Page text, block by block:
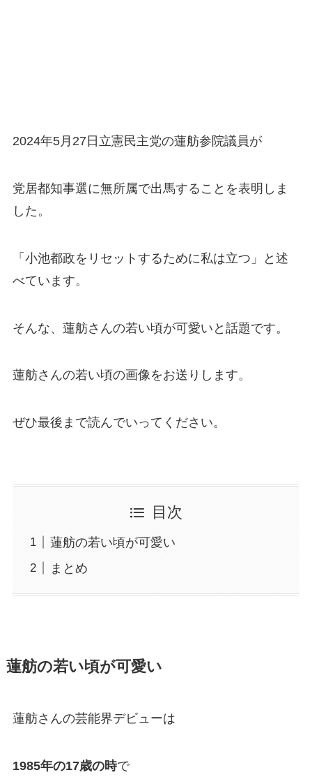
2024年5月27日立憲民主党の蓮舫参院議員が
党居都知事選に無所属で出馬することを表明しま
した。
「小池都政をリセットするために私は立つ」と述
べています。
そんな、蓮舫さんの若い頃が可愛いと話題です。
蓮舫さんの若い頃の画像をお送りします。
ぜひ最後まで読んでいってください。
目次
蓮舫の若い頃が可愛い
まとめ
蓮舫の若い頃が可愛い
蓮舫さんの芸能界デビューは
1985年の17歳の時で